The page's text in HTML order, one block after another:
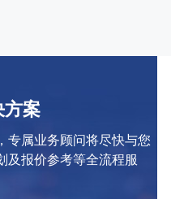
案
专属业务顾问将尽快与您
及报价参考等全流程服